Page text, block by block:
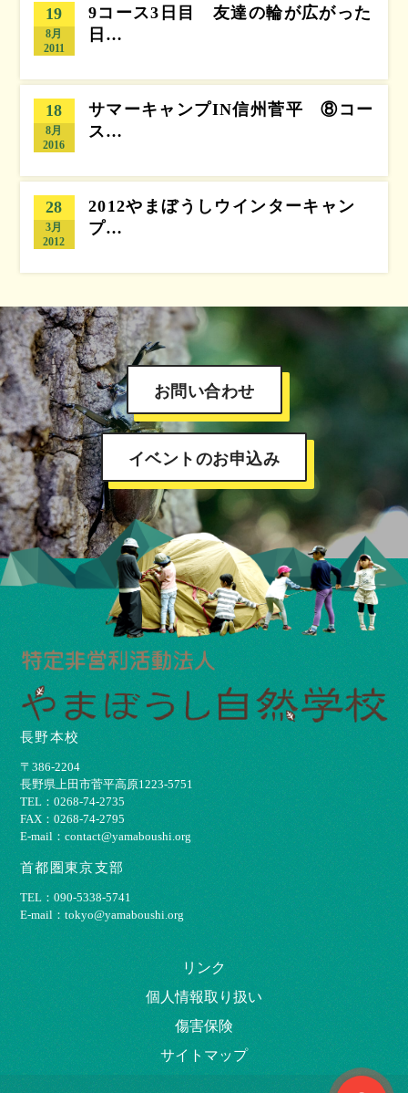
19
8月
2011
9コース3日目 友達の輪が広がった
日…
18
8月
2016
サマーキャンプIN信州菅平 ⑧コー
ス…
28
3月
2012
2012やまぼうしウインターキャン
プ…
お問い合わせ
イベントのお申込み
長野本校
〒386-2204
⻑野県上⽥市菅平⾼原1223-5751
TEL：0268-74-2735
FAX：0268-74-2795
E-mail：contact@yamaboushi.org
首都圏東京支部
TEL：090-5338-5741
E-mail：tokyo@yamaboushi.org
リンク
個⼈情報取り扱い
傷害保険
サイトマップ